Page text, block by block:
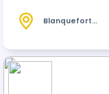
de protection. -
électrique. -
élémentaires de
Blanquefort